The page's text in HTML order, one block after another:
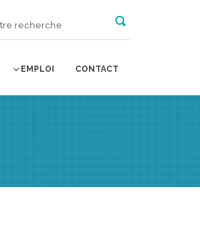
EMPLOI CONTACT